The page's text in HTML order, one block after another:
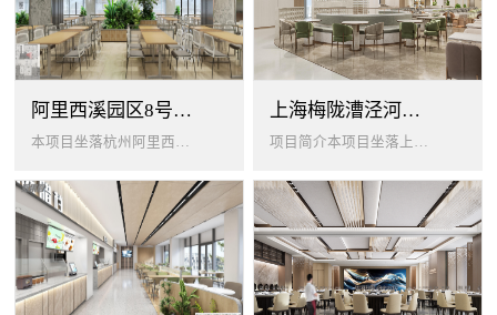
阿里西溪园区8号楼1层餐厅
本项目坐落杭州阿里西溪园区8号楼一层，以绿色生机 + 年轻基因为核心，打造「活力聚场」复合型员工餐厅。兼顾多人群用餐需求...
上海梅陇漕泾河科技绿洲员工餐厅
项目简介本项目坐落上海闵行梅陇科技绿洲，以生态创艺食堂为设计核心，融合现代轻奢与自然生态，打造兼顾高效就餐、休闲社交、商...